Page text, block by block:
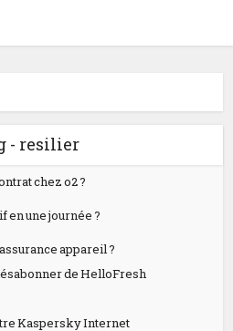
- resilier
chez o2 ?
en une journée ?
appareil ?
de HelloFresh
Kaspersky Internet